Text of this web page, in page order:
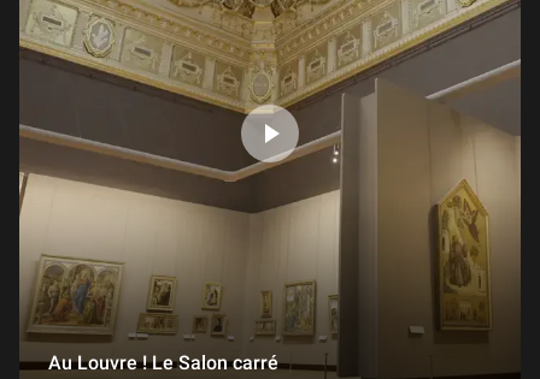
Au Louvre ! Le Salon carré